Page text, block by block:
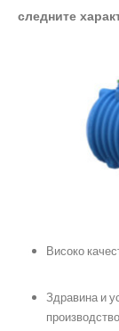
следните
Високо
Здравина и
производство